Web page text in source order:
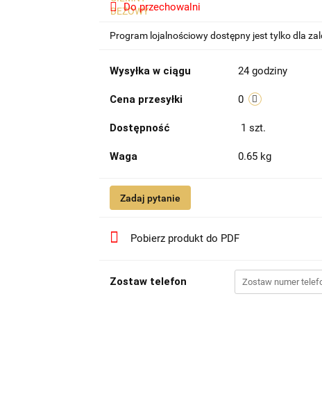
Do przechowalni
Program lojalnościowy dostępny jest tylko dla
Wysyłka w ciągu 24 godziny
Cena przesyłki 0
Dostępność 1 szt.
Waga 0.65 kg
Zadaj pytanie
Pobierz produkt do PDF
Zostaw telefon